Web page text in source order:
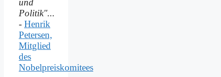
und
Politik"...
- Henrik
Petersen,
Mitglied
des
Nobelpreiskomitees